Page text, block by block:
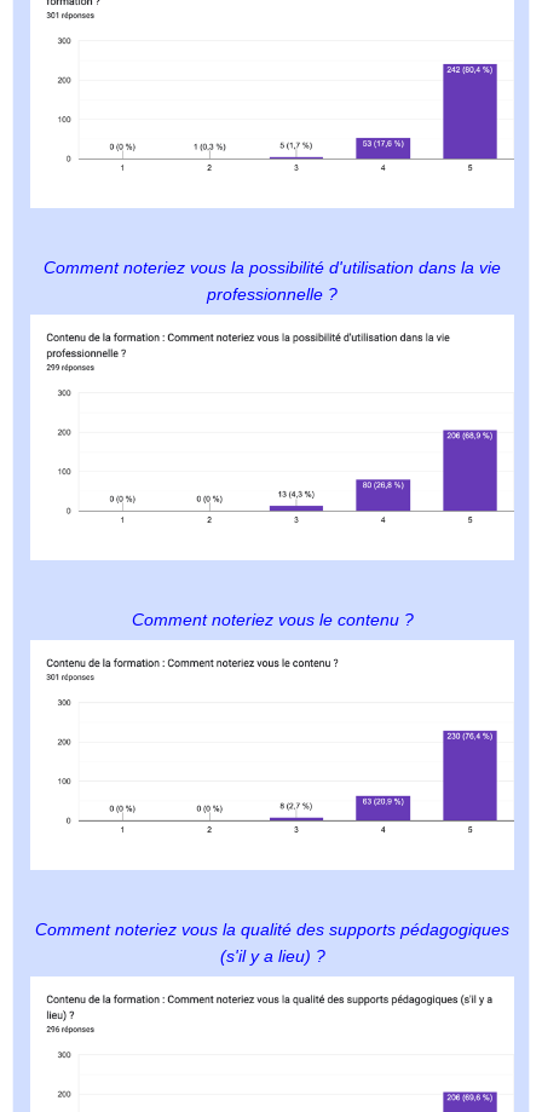
Comment noteriez vous la possibilité d'utilisation dans la vie
professionnelle ?
Comment noteriez vous le contenu ?
Comment noteriez vous la qualité des supports pédagogiques
(s'il y a lieu) ?